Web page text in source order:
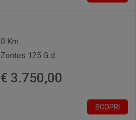
0 Km
Zontes 125 G d
€ 3.750,00
SCOPRI